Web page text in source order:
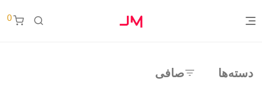
0
دسته‌ها صافی